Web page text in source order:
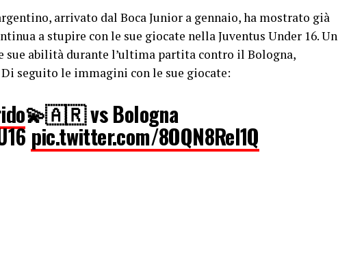
arrivato dal Boca Junior a gennaio, ha mostrato già
a stupire con le sue giocate nella Juventus Under 16. Un
sue abilità durante l’ultima partita contro il Bologna,
seguito le immagini con le sue giocate:
💫🇦🇷 vs Bologna
pic.twitter.com/8OQN8ReI1Q